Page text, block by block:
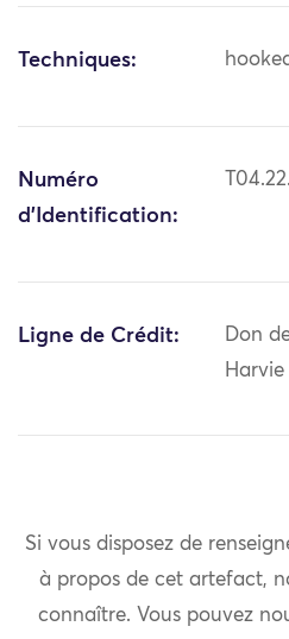
Techniques:
Numéro
d'Identification:
Ligne de Crédit:
Don
Harvie
Si vous disposez de
à propos de cet artefact,
connaître. Vous pouvez